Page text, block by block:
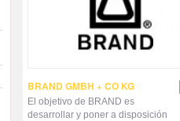
BRAND GMBH + CO KG
El objetivo de BRAND es
desarrollar y poner a disposición